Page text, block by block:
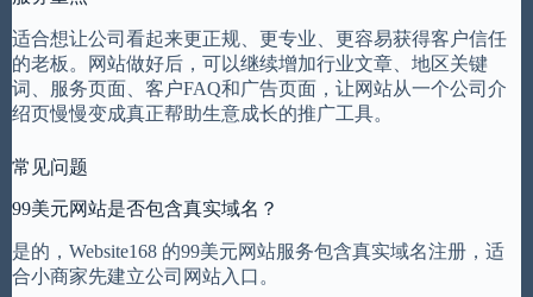
适合想让公司看起来更正规、更专业、更容易获得客户信任
的老板。网站做好后，可以继续增加行业文章、地区关键
词、服务页面、客户FAQ和广告页面，让网站从一个公司介
绍页慢慢变成真正帮助生意成长的推广工具。
常见问题
99美元网站是否包含真实域名？
是的，Website168 的99美元网站服务包含真实域名注册，适
合小商家先建立公司网站入口。